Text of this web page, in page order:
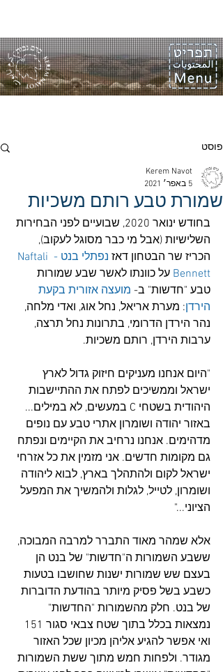
פוסט
שמורת טבע רותם משכיות
Kerem Navot
5 באפר׳ 2021
בחודש ינואר 2020, שבועיים לפני הבחירות
השלישיות (אבל מי כבר מסוגל לעקוב),
הכריז שר הבטחון דאז
נפתלי בנט - Naftali
Bennett על כוונתו לאשר שבע שמורות
טבע "חדשות" ב- מועצה אזורית בקעת
הירדן: מערת אריאל, נחל אוג, ואדי מלחה,
נהר הירדן הדרומי, בתרונות נחל תרצה,
ערבות הירדן, רותם משכיות.
"היום אנחנו מעניקים חיזוק גדול לארץ
ישראל וממשיכים לפתח את ההתיישבות
היהודית בשטחי C במעשים, לא במילים...
באזור יהודה ושומרון אתרי טבע עם נופים
מדהימים. אנחנו נרחיב את הקיימים ונפתח
גם מקומות חדשים. אני מזמין את כל אזרחי
ישראל לקום ולהתהלך בארץ, לבוא ליהודה
ושומרון, לטייל, לגלות ולהמשיך את המפעל
הציוני..."
אלא שמהר מאוד התברר למרבה המבוכה,
ששבע השמורות ה"חדשות" של בנט הן
בעצם שש שמורות ישנות שחושבו בטעות
כשבע בשל פסיק מיותר בהודעת הדוברות
של בנט. חלק מהשמורות "החדשות"
ואי אפשר להגיע אליהן מכיון שכל האזור
מגודר. ולפחות חמש מתוך ששת השמורות